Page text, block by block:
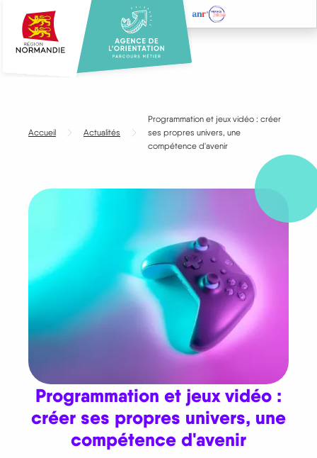
contenu
Accueil Actualités
Programmation et jeux vidéo : créer
ses propres univers, une
compétence d'avenir
Programmation et jeux vidéo :
créer ses propres univers, une
compétence d'avenir